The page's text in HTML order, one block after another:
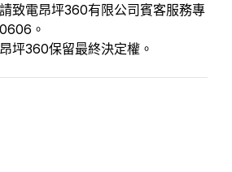
致電昂坪360有限公司賓客服務專
。
坪360保留最終決定權。